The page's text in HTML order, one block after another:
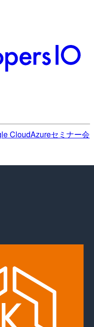
CloudAzureセミナー会